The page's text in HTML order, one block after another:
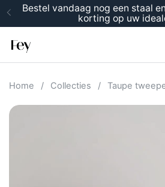
Ga naar content
Vorige
Bestel vandaag nog een staal
korting op uw
Home / Collecties / Taupe